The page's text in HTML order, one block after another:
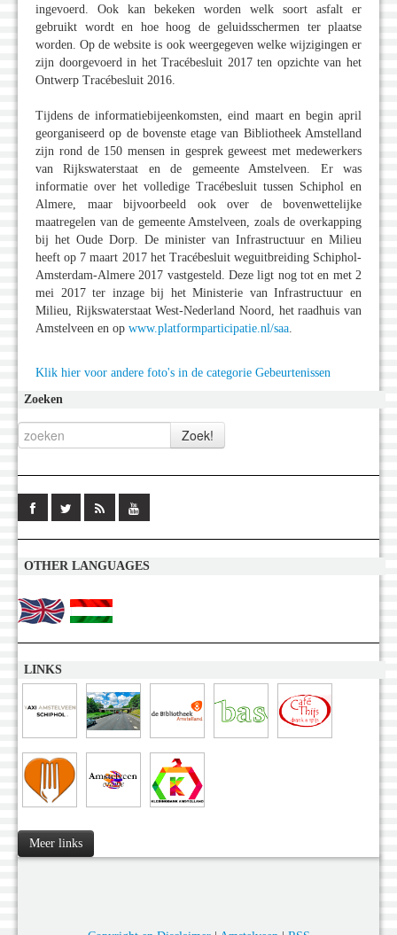
ingevoerd. Ook kan bekeken worden welk soort asfalt er
gebruikt wordt en hoe hoog de geluidsschermen ter plaatse
worden. Op de website is ook weergegeven welke wijzigingen er
zijn doorgevoerd in het Tracébesluit 2017 ten opzichte van het
Ontwerp Tracébesluit 2016.
Tijdens de informatiebijeenkomsten, eind maart en begin april
georganiseerd op de bovenste etage van Bibliotheek Amstelland
zijn rond de 150 mensen in gesprek geweest met medewerkers
van Rijkswaterstaat en de gemeente Amstelveen. Er was
informatie over het volledige Tracébesluit tussen Schiphol en
Almere, maar bijvoorbeeld ook over de bovenwettelijke
maatregelen van de gemeente Amstelveen, zoals de overkapping
bij het Oude Dorp. De minister van Infrastructuur en Milieu
heeft op 7 maart 2017 het Tracébesluit weguitbreiding Schiphol-
Amsterdam-Almere 2017 vastgesteld. Deze ligt nog tot en met 2
mei 2017 ter inzage bij het Ministerie van Infrastructuur en
Milieu, Rijkswaterstaat West-Nederland Noord, het raadhuis van
Amstelveen en op www.platformparticipatie.nl/saa.
Klik hier voor andere foto's in de categorie Gebeurtenissen
Zoeken
OTHER LANGUAGES
LINKS
Meer links